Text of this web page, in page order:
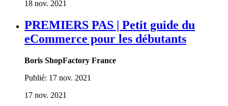
18 nov. 2021
PREMIERS PAS | Petit guide du
eCommerce pour les débutants
Boris ShopFactory France
Publié: 17 nov. 2021
17 nov. 2021